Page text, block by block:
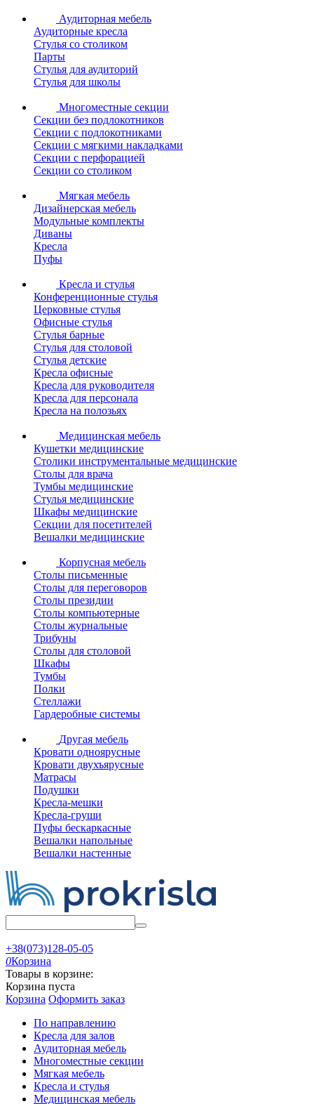
Аудиторная мебель
Аудиторные кресла
Стулья со столиком
Парты
Стулья для аудиторий
Стулья для школы
Многоместные секции
Секции без подлокотников
Секции с подлокотниками
Секции с мягкими накладками
Секции с перфорацией
Секции со столиком
Мягкая мебель
Дизайнерская мебель
Модульные комплекты
Диваны
Кресла
Пуфы
Кресла и стулья
Конференционные стулья
Церковные стулья
Офисные стулья
Стулья барные
Стулья для столовой
Стулья детские
Кресла офисные
Кресла для руководителя
Кресла для персонала
Кресла на полозьях
Медицинская мебель
Кушетки медицинские
Столики инструментальные медицинские
Столы для врача
Тумбы медицинские
Стулья медицинские
Шкафы медицинские
Секции для посетителей
Вешалки медицинские
Корпусная мебель
Столы письменные
Столы для переговоров
Столы президии
Столы компьютерные
Столы журнальные
Трибуны
Столы для столовой
Шкафы
Тумбы
Полки
Стеллажи
Гардеробные системы
Другая мебель
Кровати одноярусные
Кровати двухъярусные
Матрасы
Подушки
Кресла-мешки
Кресла-груши
Пуфы бескаркасные
Вешалки напольные
Вешалки настенные
+38(073)128-05-05
0Корзина
Товары в корзине:
Корзина пуста
Корзина Оформить заказ
По направлению
Кресла для залов
Аудиторная мебель
Многоместные секции
Мягкая мебель
Кресла и стулья
Медицинская мебель